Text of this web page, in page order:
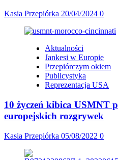
Kasia Przepiórka 20/04/2024 0
Aktualności
Jankesi w Europie
Przepiórczym okiem
Publicystyka
Reprezentacja USA
10 życzeń kibica USMNT
europejskich rozgrywek
Kasia Przepiórka 05/08/2022 0